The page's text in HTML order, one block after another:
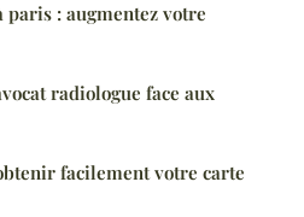
paris : augmentez votre
radiologue face aux
facilement votre carte